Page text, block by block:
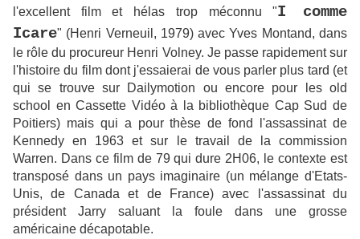
l'excellent film et hélas trop méconnu "I comme
Icare" (Henri Verneuil, 1979) avec Yves Montand, dans
le rôle du procureur Henri Volney. Je passe rapidement sur
l'histoire du film dont j'essaierai de vous parler plus tard (et
qui se trouve sur Dailymotion ou encore pour les old
school en Cassette Vidéo à la bibliothèque Cap Sud de
Poitiers) mais qui a pour thèse de fond l'assassinat de
Kennedy en 1963 et sur le travail de la commission
Warren. Dans ce film de 79 qui dure 2H06, le contexte est
transposé dans un pays imaginaire (un mélange d'Etats-
Unis, de Canada et de France) avec l'assassinat du
président Jarry saluant la foule dans une grosse
américaine décapotable.